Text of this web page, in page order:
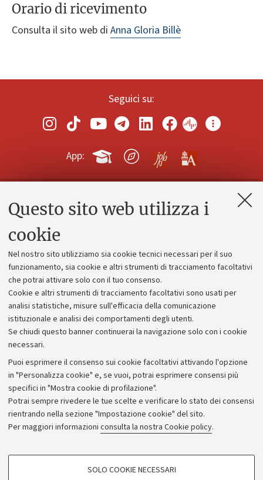
Questo sito web utilizza i
cookie
Nel nostro sito utilizziamo sia cookie tecnici necessari per il suo
funzionamento, sia cookie e altri strumenti di tracciamento facoltativi
che potrai attivare solo con il tuo consenso.
Cookie e altri strumenti di tracciamento facoltativi sono usati per
analisi statistiche, misure sull'efficacia della comunicazione
istituzionale e analisi dei comportamenti degli utenti.
Se chiudi questo banner continuerai la navigazione solo con i cookie
necessari.
Puoi esprimere il consenso sui cookie facoltativi attivando l'opzione
in "Personalizza cookie" e, se vuoi, potrai esprimere consensi più
specifici in "Mostra cookie di profilazione".
Potrai sempre rivedere le tue scelte e verificare lo stato dei consensi
rientrando nella sezione "Impostazione cookie" del sito.
Per maggiori informazioni consulta la nostra Cookie policy.
COOKIE DI PROFILAZIONE - FACOLTATIVI
SOLO COOKIE NECESSARI
Orario di ricevimento
Consulta il sito web di Anna Gloria Billè
Seguici su:
App:
Contatti e PEC
Alumni community
Piano strategico
Bilanci
Donazioni e 5x1000
Bandi, gare e concorsi
Albo online
Amministrazione trasparente
Atti di notifica
Informazioni sul sito e accessibilità
Dichiarazione di accessibilità
Privacy e note legali